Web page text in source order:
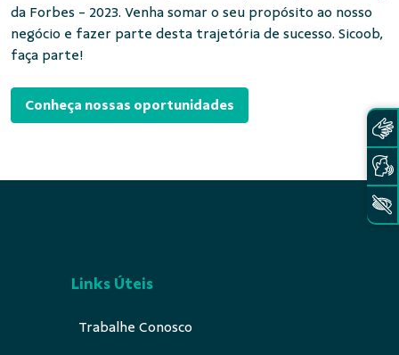
da Forbes - 2023. Venha somar o seu propósito ao nosso
negócio e fazer parte desta trajetória de sucesso. Sicoob,
faça parte!
Conheça nossas oportunidades
Links Úteis
Trabalhe Conosco